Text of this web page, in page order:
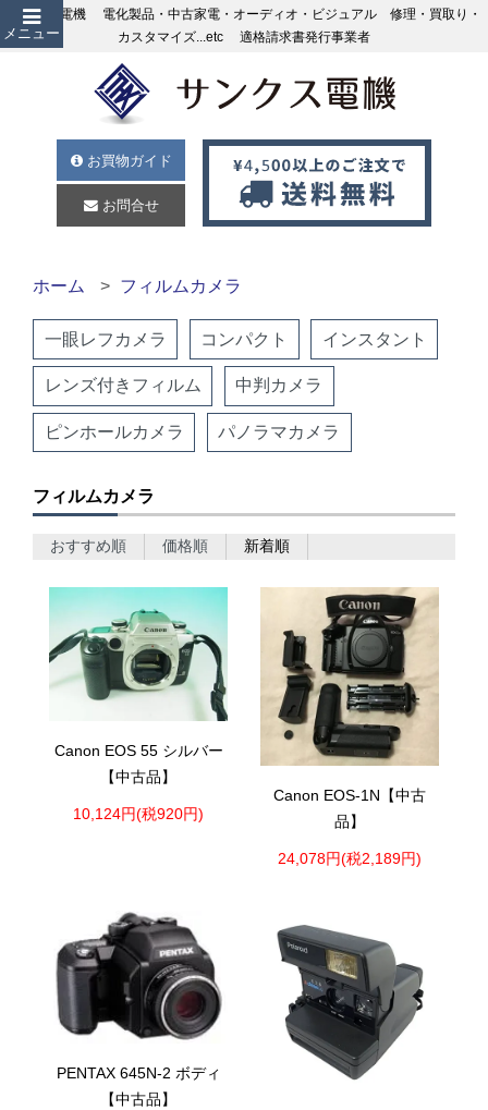
メニュー
サンクス電機 電化製品・中古家電・オーディオ・ビジュアル 修理・買取り・
カスタマイズ...etc 適格請求書発行事業者
お買物ガイド
お問合せ
ホーム フィルムカメラ
一眼レフカメラ コンパクト インスタント
レンズ付きフィルム 中判カメラ
ピンホールカメラ パノラマカメラ
フィルムカメラ
おすすめ順 価格順 新着順
Canon EOS 55 シルバー
【中古品】
10,124円(税920円)
Canon EOS-1N【中古
品】
24,078円(税2,189円)
PENTAX 645N-2 ボディ
【中古品】